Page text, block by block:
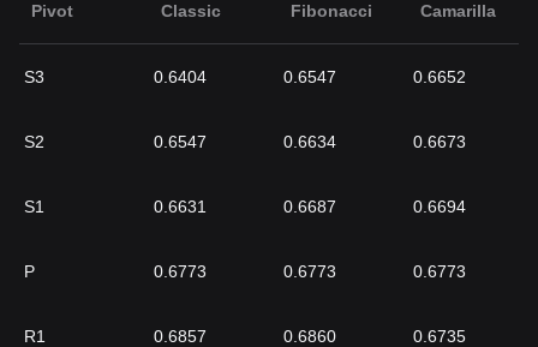
Pivot Classic Fibonacci Camarilla
S3 0.6404 0.6547 0.6652
S2 0.6547 0.6634 0.6673
S1 0.6631 0.6687 0.6694
P 0.6773 0.6773 0.6773
R1 0.6857 0.6860 0.6735